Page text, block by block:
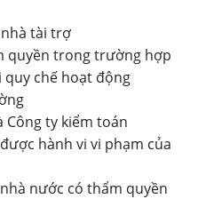
nhà tài trợ
quyền trong trường hợp
quy chế hoạt động
Công ty kiểm toán
hành vi vi phạm của
nước có thẩm quyền